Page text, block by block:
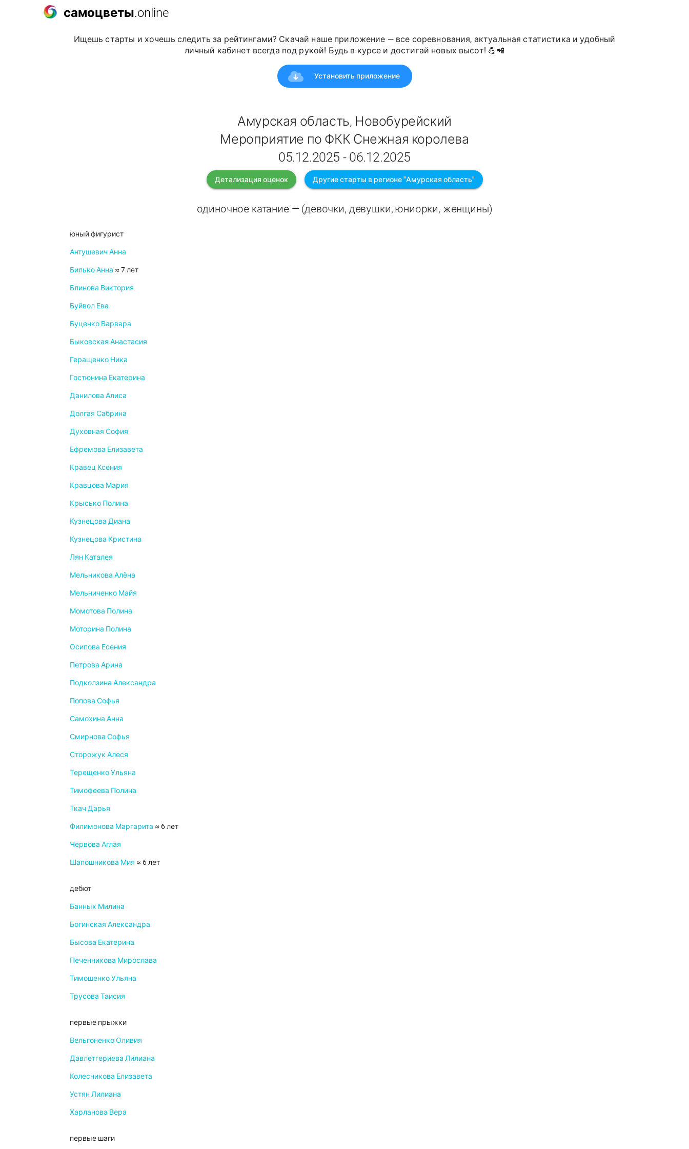
самоцветы.online
Ищешь старты и хочешь следить за рейтингами? Скачай наше приложение — все соревнования, актуальная статистика и удобный
личный кабинет всегда под рукой! Будь в курсе и достигай новых высот! 💪📲
Установить приложение
Амурская область, Новобурейский
Мероприятие по ФКК Снежная королева
05.12.2025 - 06.12.2025
Детализация оценок Другие старты в регионе "Амурская область"
одиночное катание — (девочки, девушки, юниорки, женщины)
юный фигурист
Антушевич Анна
Билько Анна ≈ 7 лет
Блинова Виктория
Буйвол Ева
Буценко Варвара
Быковская Анастасия
Геращенко Ника
Гостюнина Екатерина
Данилова Алиса
Долгая Сабрина
Духовная София
Ефремова Елизавета
Кравец Ксения
Кравцова Мария
Крысько Полина
Кузнецова Диана
Кузнецова Кристина
Лян Каталея
Мельникова Алёна
Мельниченко Майя
Момотова Полина
Моторина Полина
Осипова Есения
Петрова Арина
Подколзина Александра
Попова Софья
Самохина Анна
Смирнова Софья
Сторожук Алеся
Терещенко Ульяна
Тимофеева Полина
Ткач Дарья
Филимонова Маргарита ≈ 6 лет
Червова Аглая
Шапошникова Мия ≈ 6 лет
дебют
Банных Милина
Богинская Александра
Бысова Екатерина
Печенникова Мирослава
Тимошенко Ульяна
Трусова Таисия
первые прыжки
Вельгоненко Оливия
Давлетгериева Лилиана
Колесникова Елизавета
Устян Лилиана
Харланова Вера
первые шаги